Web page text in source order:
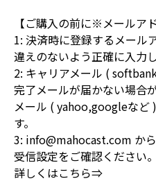
【ご購入の前に※メールア
1: 決済時に登録するメール
違えのないよう正確に入力
2: キャリアメール (
完了メールが届かない場合
メール ( yahoo,googleなど
す。
3: info@mahocast.com か
受信設定をご確認ください。
詳しくはこちら⇒